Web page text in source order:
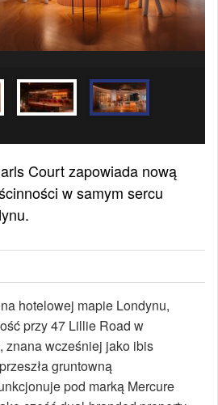
Court zapowiada nową
w samym sercu
hotelowej mapie Londynu,
przy 47 Lillie Road w
znana wcześniej jako ibis
gruntowną
pod marką Mercure